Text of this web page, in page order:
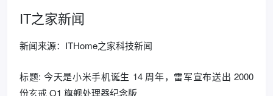
IT之家新闻
新闻来源：ITHome之家科技新闻
标题: 今天是小米手机诞生 14 周年，雷军宣布送出 2000
份玄戒 O1 旗舰处理器纪念版